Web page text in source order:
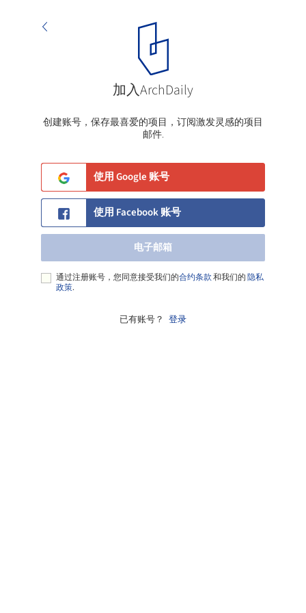
加入ArchDaily
创建账号，保存最喜爱的项目，订阅激发灵感的项目
邮件.
使用 Google 账号
使用 Facebook 账号
电子邮箱
通过注册账号，您同意接受我们的合约条款和我们的隐私
政策.
已有账号？ 登录